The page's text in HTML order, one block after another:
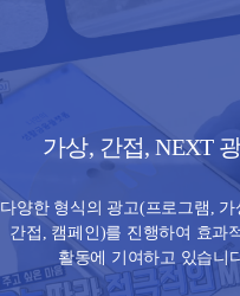
가상, 간접, NEXT
다양한 형식의 광고(프로그램, 가
간접, 캠페인)를 진행하여 효과
활동에 기여하고 있습니